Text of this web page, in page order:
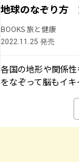
地球のなぞり
BOOKS 旅と健康
2022.11.25 発売
各国の地形や関係
をなぞって脳もイキ